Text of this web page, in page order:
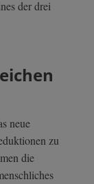
der drei
neue
zu
die